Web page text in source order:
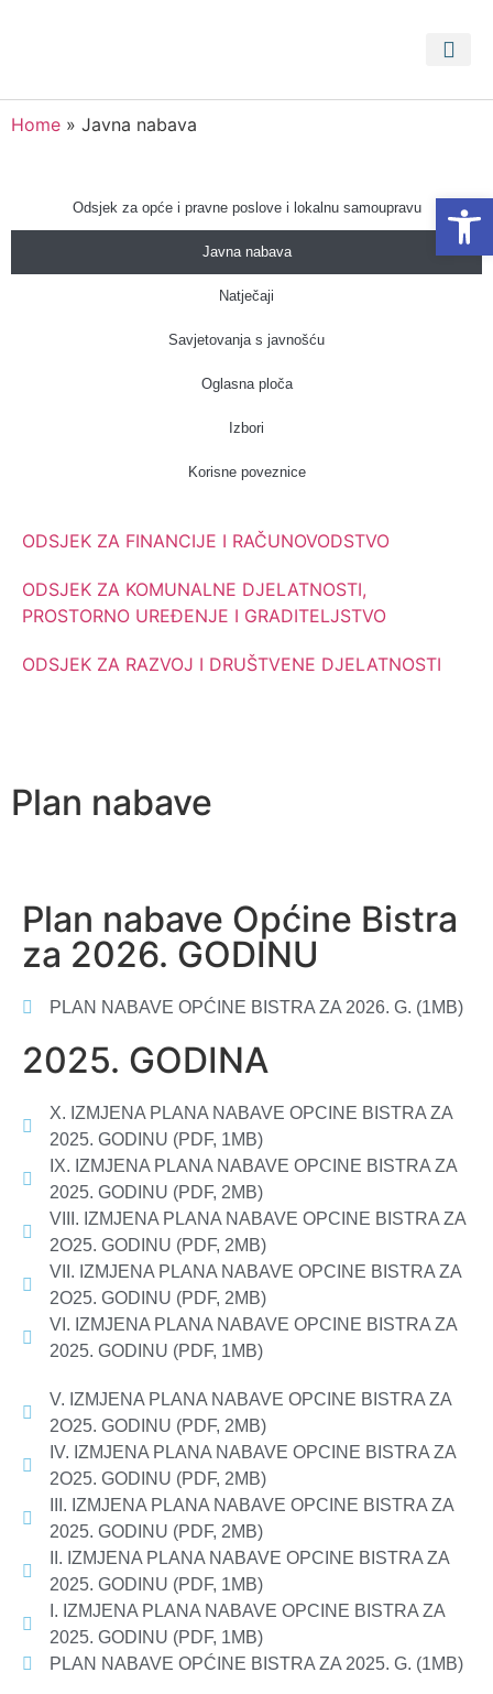
Home » Javna nabava
Odsjek za opće i pravne poslove i lokalnu samoupravu
Javna nabava
Natječaji
Savjetovanja s javnošću
Oglasna ploča
Izbori
Korisne poveznice
ODSJEK ZA FINANCIJE I RAČUNOVODSTVO
ODSJEK ZA KOMUNALNE DJELATNOSTI,
PROSTORNO UREĐENJE I GRADITELJSTVO
ODSJEK ZA RAZVOJ I DRUŠTVENE DJELATNOSTI
Plan nabave
Plan nabave Općine Bistra
za 2026. GODINU
PLAN NABAVE OPĆINE BISTRA ZA 2026. G. (1MB)
2025. GODINA
X. IZMJENA PLANA NABAVE OPCINE BISTRA ZA
2025. GODINU (PDF, 1MB)
IX. IZMJENA PLANA NABAVE OPCINE BISTRA ZA
2025. GODINU (PDF, 2MB)
VIII. IZMJENA PLANA NABAVE OPCINE BISTRA ZA
2O25. GODINU (PDF, 2MB)
VII. IZMJENA PLANA NABAVE OPCINE BISTRA ZA
2O25. GODINU (PDF, 2MB)
VI. IZMJENA PLANA NABAVE OPCINE BISTRA ZA
2025. GODINU (PDF, 1MB)
V. IZMJENA PLANA NABAVE OPCINE BISTRA ZA
2O25. GODINU (PDF, 2MB)
IV. IZMJENA PLANA NABAVE OPCINE BISTRA ZA
2O25. GODINU (PDF, 2MB)
III. IZMJENA PLANA NABAVE OPCINE BISTRA ZA
2025. GODINU (PDF, 2MB)
II. IZMJENA PLANA NABAVE OPCINE BISTRA ZA
2025. GODINU (PDF, 1MB)
I. IZMJENA PLANA NABAVE OPCINE BISTRA ZA
2025. GODINU (PDF, 1MB)
PLAN NABAVE OPĆINE BISTRA ZA 2025. G. (1MB)